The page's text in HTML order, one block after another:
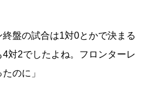
盤の試合は1対0とかで決まる
対2でしたよね。フロンターレ
のに」